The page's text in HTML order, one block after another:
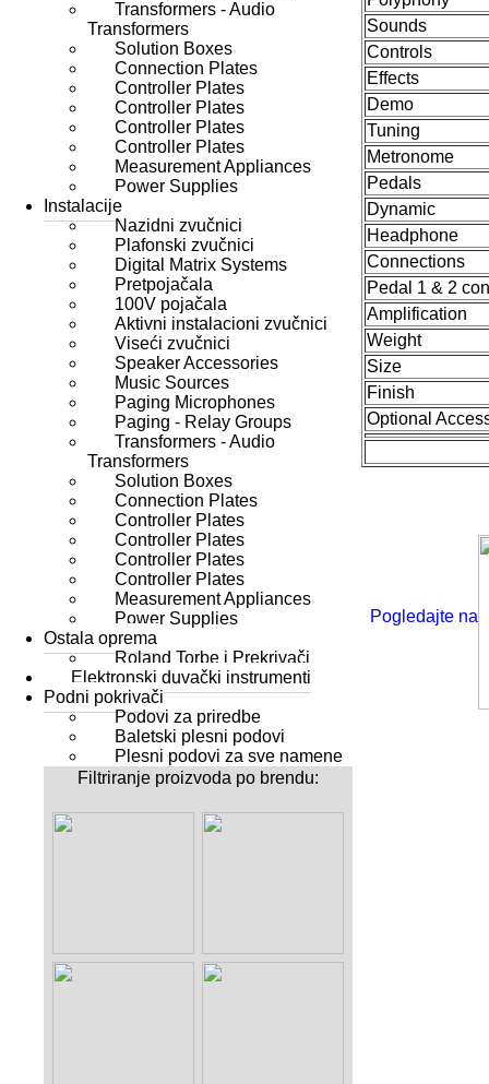
Transformers - Audio
Transformers
Solution Boxes
Connection Plates
Controller Plates
Controller Plates
Controller Plates
Controller Plates
Measurement Appliances
Power Supplies
Instalacije
Nazidni zvučnici
Plafonski zvučnici
Digital Matrix Systems
Pretpojačala
100V pojačala
Aktivni instalacioni zvučnici
Viseći zvučnici
Speaker Accessories
Music Sources
Paging Microphones
Paging - Relay Groups
Transformers - Audio
Transformers
Solution Boxes
Connection Plates
Controller Plates
Controller Plates
Controller Plates
Controller Plates
Measurement Appliances
Power Supplies
Ostala oprema
Roland Torbe i Prekrivači
Elektronski duvački instrumenti
Podni pokrivači
Podovi za priredbe
Baletski plesni podovi
Plesni podovi za sve namene
Filtriranje proizvoda po brendu:
Sounds
Controls
Effects
Demo
Tuning
Metronome
Pedals
Dynamic
Headphone
Connections
Pedal 1 & 2
Amplification
Weight
Size
Finish
Optional
Pogledajte na